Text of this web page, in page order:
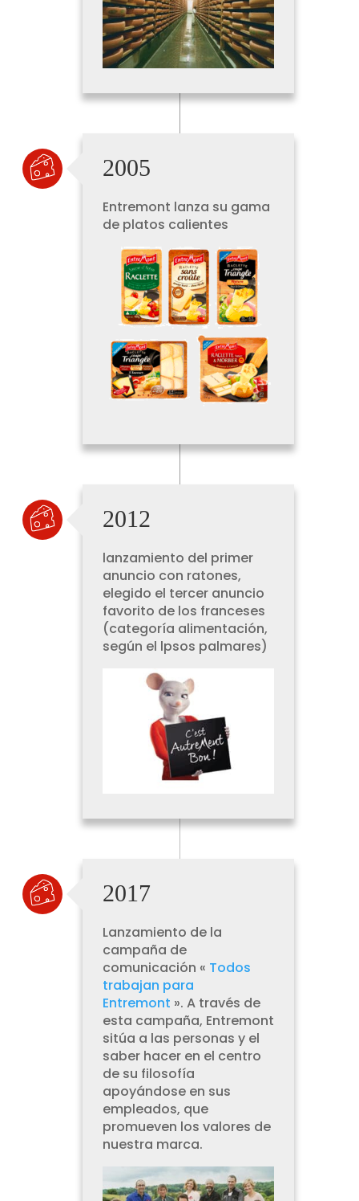
2005
Entremont lanza su gama
de platos calientes
2012
lanzamiento del primer
anuncio con ratones,
elegido el tercer anuncio
favorito de los franceses
(categoría alimentación,
según el lpsos palmares)
2017
Lanzamiento de la
campaña de
comunicación « Todos
trabajan para
Entremont ». A través de
esta campaña, Entremont
sitúa a las personas y el
saber hacer en el centro
de su filosofía
apoyándose en sus
empleados, que
promueven los valores de
nuestra marca.